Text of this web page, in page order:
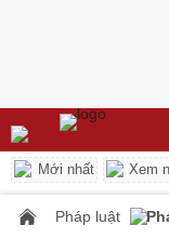
Mới nhất Xem
Pháp luật